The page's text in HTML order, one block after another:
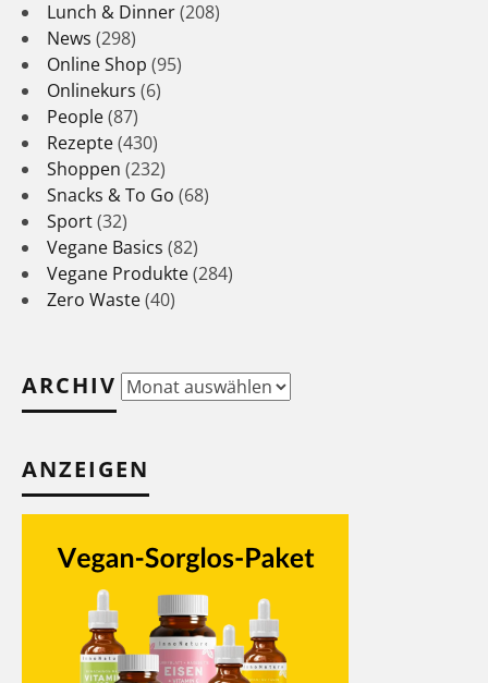
Lunch & Dinner(208)
News (298)
Online Shop (95)
Onlinekurs (6)
People(87)
Rezepte(430)
Shoppen (232)
Snacks & To Go (68)
Sport(32)
Vegane Basics (82)
Vegane Produkte(284)
Zero Waste(40)
ARCHIV Archiv
ANZEIGEN